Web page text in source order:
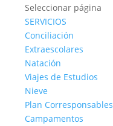
Seleccionar página
SERVICIOS
Conciliación
Extraescolares
Natación
Viajes de Estudios
Nieve
Plan Corresponsables
Campamentos